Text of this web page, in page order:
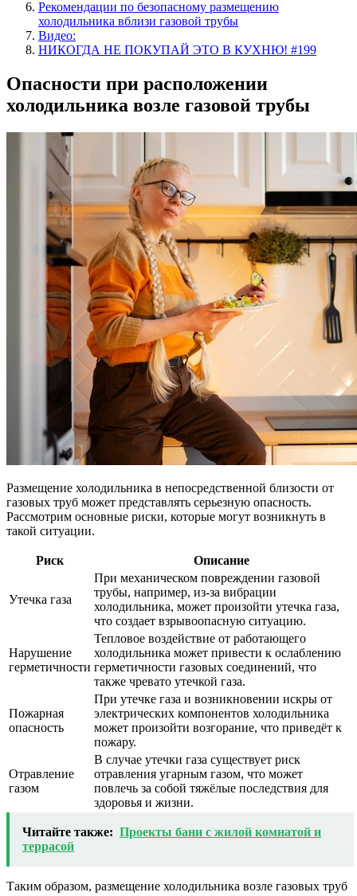
Рекомендации по безопасному размещению
холодильника вблизи газовой трубы
Видео:
НИКОГДА НЕ ПОКУПАЙ ЭТО В КУХНЮ! #199
Опасности при расположении
холодильника возле газовой трубы
Размещение холодильника в непосредственной близости от
газовых труб может представлять серьезную опасность.
Рассмотрим основные риски, которые могут возникнуть в
такой ситуации.
Риск Описание
Утечка газа
При механическом повреждении газовой
трубы, например, из-за вибрации
холодильника, может произойти утечка газа,
что создает взрывоопасную ситуацию.
Нарушение
герметичности
Тепловое воздействие от работающего
холодильника может привести к ослаблению
герметичности газовых соединений, что
также чревато утечкой газа.
Пожарная
опасность
При утечке газа и возникновении искры от
электрических компонентов холодильника
может произойти возгорание, что приведёт к
пожару.
Отравление
газом
В случае утечки газа существует риск
отравления угарным газом, что может
повлечь за собой тяжёлые последствия для
здоровья и жизни.
Читайте также: Проекты бани с жилой комнатой и
террасой
Таким образом, размещение холодильника возле газовых труб